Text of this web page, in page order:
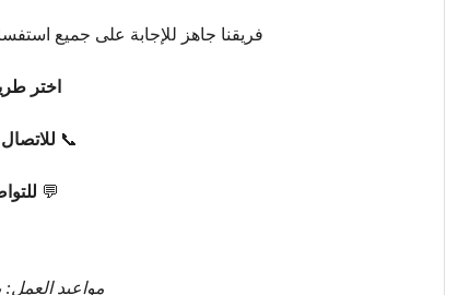
فريقنا جاهز للإجابة على جميع
اختر
📞
💬
مواعيد العمل: يوميًا من 9